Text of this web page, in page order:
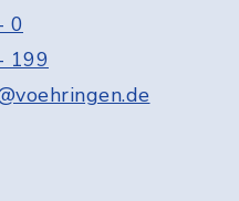
0
199